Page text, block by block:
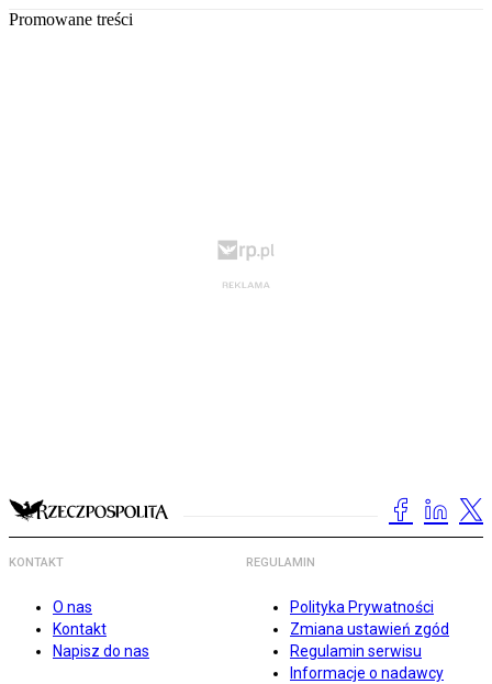
Promowane treści
KONTAKT
O nas
Kontakt
Napisz do nas
REGULAMIN
Polityka Prywatności
Zmiana ustawień zgód
Regulamin serwisu
Informacje o nadawcy